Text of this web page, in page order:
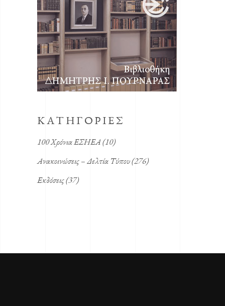
KΑΤΗΓΟΡΙΕΣ
100 Χρόνια ΕΣΗΕΑ(10)
Ανακοινώσεις – Δελτία Τύπου(276)
Εκδόσεις(37)